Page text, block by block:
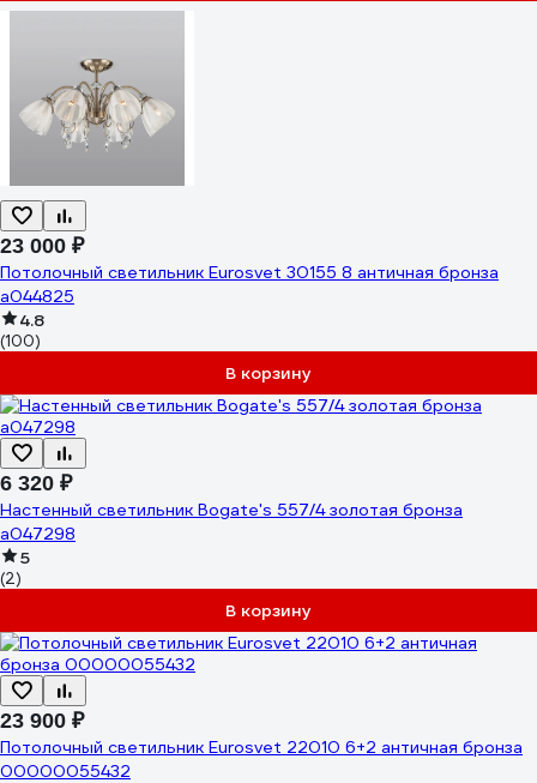
23 000 ₽
Потолочный светильник Eurosvet 30155 8 античная бронза
a044825
4.8
(100)
В корзину
6 320 ₽
Настенный светильник Bogate's 557/4 золотая бронза
a047298
5
(2)
В корзину
23 900 ₽
Потолочный светильник Eurosvet 22010 6+2 античная бронза
00000055432